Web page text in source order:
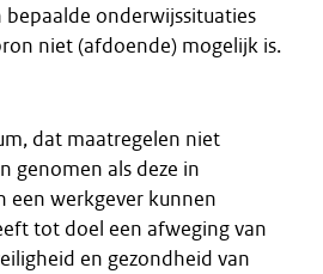
bepaalde onderwijssituaties
niet (afdoende) mogelijk is.
dat maatregelen niet
genomen als deze in
een werkgever kunnen
tot doel een afweging van
en gezondheid van